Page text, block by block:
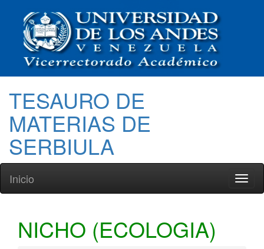
TESAURO DE
MATERIAS DE
SERBIULA
Inicio
NICHO (ECOLOGIA)